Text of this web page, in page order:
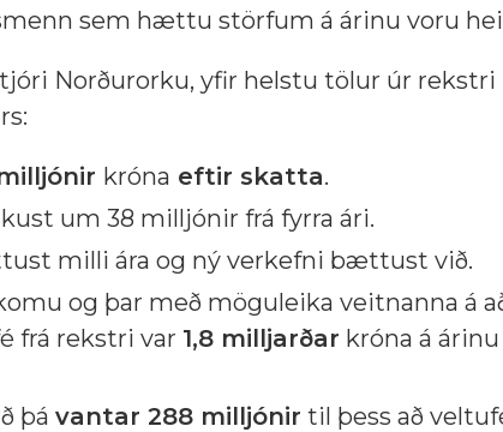
sem hættu störfum á árinu voru
Norðurorku, yfir helstu tölur úr rekstri
króna eftir skatta.
um 38 milljónir frá fyrra ári.
milli ára og ný verkefni bættust við.
og þar með möguleika veitnanna á
frá rekstri var 1,8 milljarðar króna á
þá vantar 288 milljónir til þess að